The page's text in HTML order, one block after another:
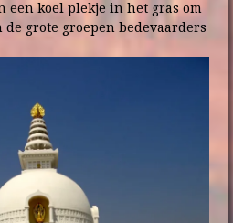
een koel plekje in het gras om
grote groepen bedevaarders